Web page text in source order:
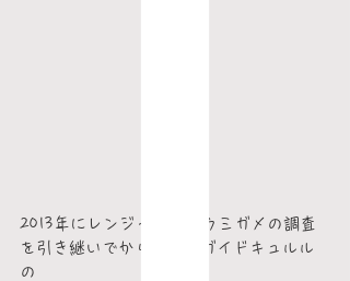
2013年にレンジャーからウミガメの調査
を引き継いでから、自然ガイドキュルル
の